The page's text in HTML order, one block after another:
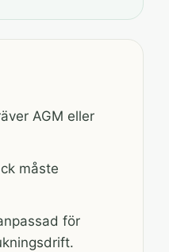
AGM eller
måste
för